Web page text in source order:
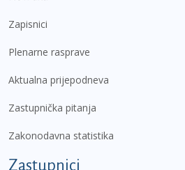
Zapisnici
Plenarne rasprave
Aktualna prijepodneva
Zastupnička pitanja
Zakonodavna statistika
Zastupnici